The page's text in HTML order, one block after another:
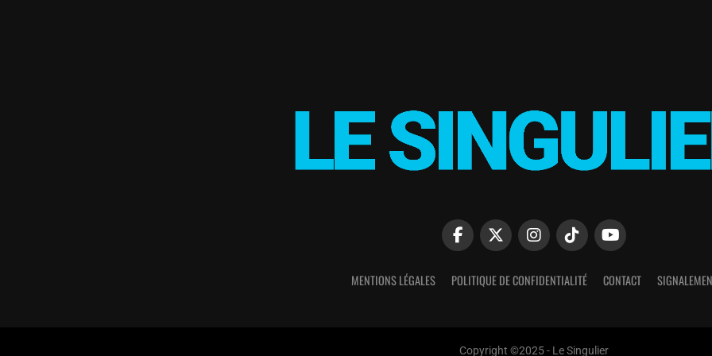
MENTIONS LÉGALES POLITIQUE DE CONFIDENTIALITÉ CONTACT
Copyright ©2025 - Le Singulier